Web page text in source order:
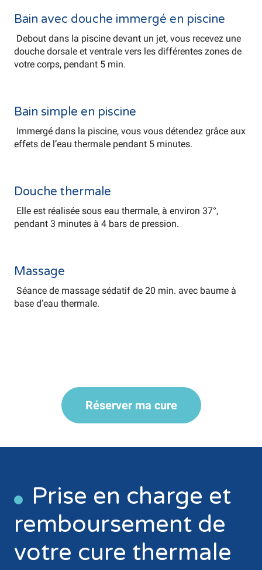
Bain avec douche immergé en piscine
Debout dans la piscine devant un jet, vous recevez une
douche dorsale et ventrale vers les différentes zones de
votre corps, pendant 5 min.
Bain simple en piscine
Immergé dans la piscine, vous vous détendez grâce aux
effets de l’eau thermale pendant 5 minutes.
Douche thermale
Elle est réalisée sous eau thermale, à environ 37°,
pendant 3 minutes à 4 bars de pression.
Massage
Séance de massage sédatif de 20 min. avec baume à
base d’eau thermale.
Réserver ma cure
Prise en charge et
remboursement de
votre cure thermale